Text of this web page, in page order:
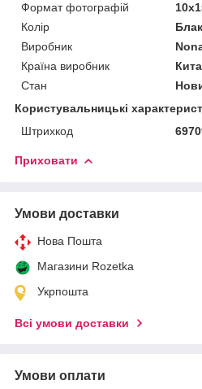
Формат фотографій
Колір
Виробник
Країна виробник
Стан
Користувальницькі
Штрихкод
Приховати
Умови доставки
Нова Пошта
Магазини Rozetka
Укрпошта
Всі умови доставки
Умови оплати